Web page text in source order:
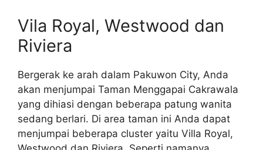
Vila Royal, Westwood dan
Riviera
Bergerak ke arah dalam Pakuwon City, Anda
akan menjumpai Taman Menggapai Cakrawala
yang dihiasi dengan beberapa patung wanita
sedang berlari. Di area taman ini Anda dapat
menjumpai beberapa cluster yaitu Villa Royal,